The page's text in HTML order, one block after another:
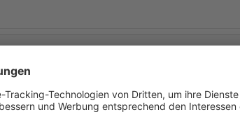
am Freitag erfolgreich beendet
von 28,50 EUR angeboten und
damit brutto 10,83 Mio. EUR zu. Die
verpflichtet.